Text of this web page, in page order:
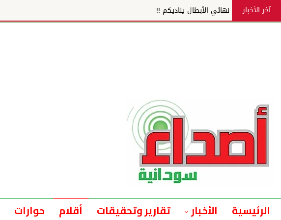
آخر الأخبار نهائي الأبطال يناديكم !!
الرئيسية الأخبار تقارير وتحقيقات أقلام حوارات